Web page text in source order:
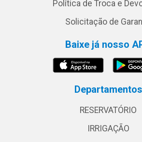
Política de Troca e
Solicitação de
Baixe já nosso
Departamentos
RESERVATÓRIO
IRRIGAÇÃO